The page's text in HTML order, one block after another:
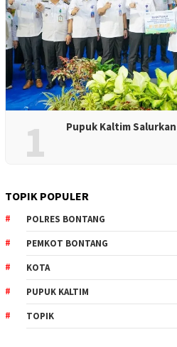
1 Pupuk Kaltim
TOPIK POPULER
POLRES BONTANG
PEMKOT BONTANG
KOTA
PUPUK KALTIM
TOPIK